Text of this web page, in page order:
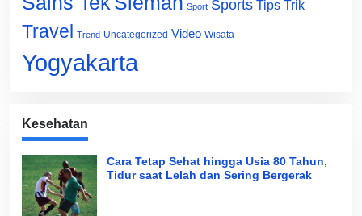
Sport Sports Tips Trik
Travel Trend Uncategorized Video Wisata
Yogyakarta
Kesehatan
Cara Tetap Sehat hingga Usia 80 Tahun,
Tidur saat Lelah dan Sering Bergerak